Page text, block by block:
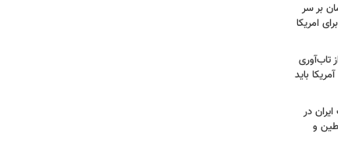
بر سر
امریکا
تاب‌آوری
باید
در
و